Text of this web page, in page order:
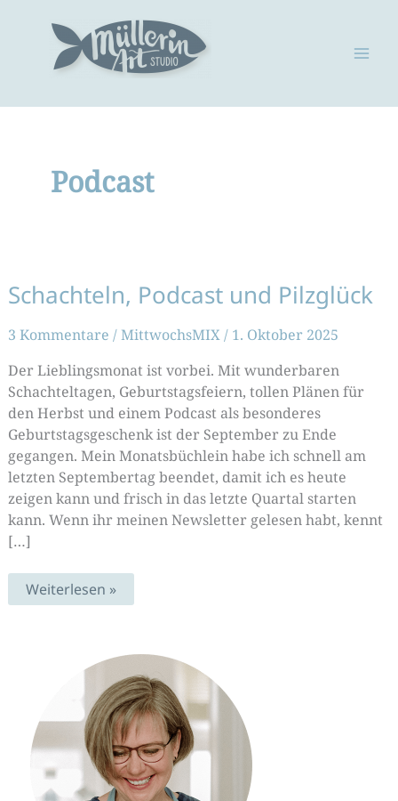
springen
Podcast
Schachteln, Podcast und Pilzglück
3 Kommentare /MittwochsMIX/ 1. Oktober 2025
Der Lieblingsmonat ist vorbei. Mit wunderbaren
Schachteltagen, Geburtstagsfeiern, tollen Plänen für
den Herbst und einem Podcast als besonderes
Geburtstagsgeschenk ist der September zu Ende
gegangen. Mein Monatsbüchlein habe ich schnell am
letzten Septembertag beendet, damit ich es heute
zeigen kann und frisch in das letzte Quartal starten
kann. Wenn ihr meinen Newsletter gelesen habt, kennt
[…]
Schachteln,
Podcast
Weiterlesen »